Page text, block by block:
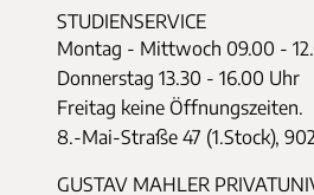
STUDIENSERVICE
Montag - Mittwoch 09.00 -
Donnerstag 13.30 - 16.00 Uhr
Freitag keine Öffnungszeiten.
8.-Mai-Straße 47 (1.Stock),
GUSTAV MAHLER